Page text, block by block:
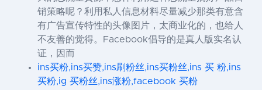
销策略呢？利用私人信息材料尽量减少那类有意含
有广告宣传特性的头像图片，太商业化的，也给人
不友善的觉得。Facebook倡导的是真人版实名认
证，因而
ins买粉,ins买赞,ins刷粉丝,ins买粉丝,ins 买 粉,ins
买粉,ig 买粉丝,ins涨粉,facebook 买粉